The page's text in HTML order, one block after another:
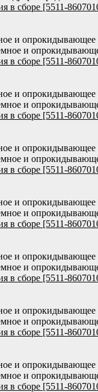
в сборе [5511-
и
и
в сборе [5511-
и
и
в сборе [5511-
и
и
в сборе [5511-
и
и
в сборе [5511-
и
и
в сборе [5511-
и
и
в сборе [5511-
и
и
в сборе [5511-